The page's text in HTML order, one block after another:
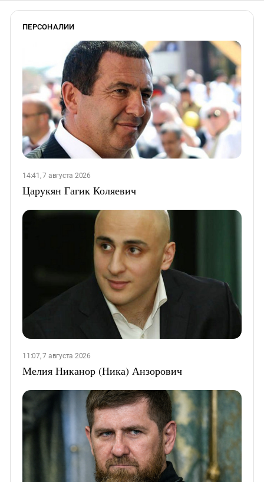
ПЕРСОНАЛИИ
14:41, 7 августа 2026
Царукян Гагик Коляевич
11:07, 7 августа 2026
Мелия Никанор (Ника) Анзорович